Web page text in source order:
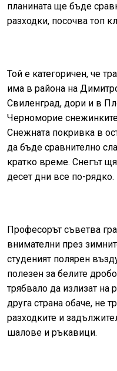
планината ще бъде
разходки, посочва топ
Той е категоричен, че
има в района на
Свиленград, дори и в
Черноморие
Снежната покривка в
да бъде сравнително
кратко време. Снегът
десет дни все по-рядко.
Професорът съветва
внимателни през
студеният полярен
полезен за белите
трябвало да излизат на
друга страна обаче, не
разходките и
шалове и ръкавици.